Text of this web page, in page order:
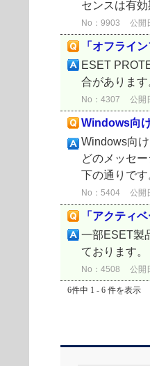
センスは有
No：9903 公開
「オフライ
ESET
合がありま
No：4307 公開
Windows向
Windows向
どのメッセ
下の通りです
No：5404 公開
「アクティ
一部ESET製
ております
No：4508 公開
6件中 1 - 6 件を表示